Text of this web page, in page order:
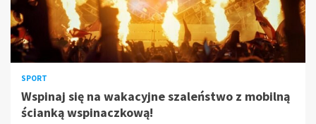
SPORT
Wspinaj się na wakacyjne szaleństwo z mobilną
ścianką wspinaczkową!